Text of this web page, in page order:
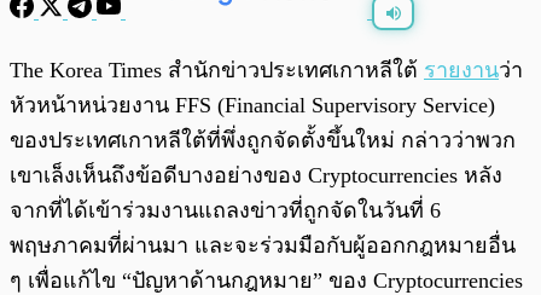
0:00
The Korea Times สำนักข่าวประเทศเกาหลีใต้ รายงานว่า
หัวหน้าหน่วยงาน FFS (Financial Supervisory Service)
ของประเทศเกาหลีใต้ที่พึ่งถูกจัดตั้งขึ้นใหม่ กล่าวว่าพวก
เขาเล็งเห็นถึงข้อดีบางอย่างของ Cryptocurrencies หลัง
จากที่ได้เข้าร่วมงานแถลงข่าวที่ถูกจัดในวันที่ 6
พฤษภาคมที่ผ่านมา และจะร่วมมือกับผู้ออกกฎหมายอื่น
ๆ เพื่อแก้ไข “ปัญหาด้านกฎหมาย” ของ Cryptocurrencies